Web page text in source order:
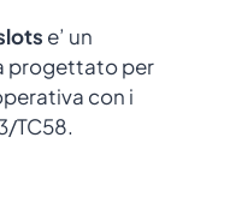
e’ un
progettato per
con i
TC58.